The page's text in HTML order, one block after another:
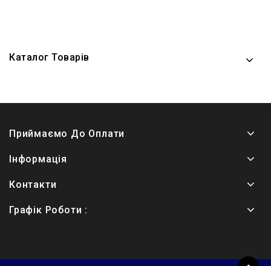
Каталог Товарів
Приймаємо До Оплати
Інформація
Контакти
Графік Роботи :